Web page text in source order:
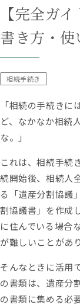
お客様の声
よくあるご質
お問い合わせ
コーポレートサイト
キーワ
もめる
遺産相続遺留
【完全ガ
書き方・
相続手続き
「相続の手続き
ど、なかなか相続
な。」
これは、相続手続
続開始後、相続人
る「遺産分割協議
割協議書」を作成
に住んでいる場合
が難しいことがあ
そんなときに活用
の書類は、遺産分
の書類に集める必